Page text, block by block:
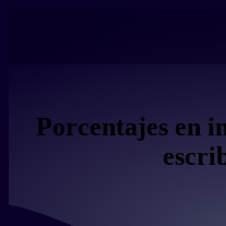
Porcentajes en